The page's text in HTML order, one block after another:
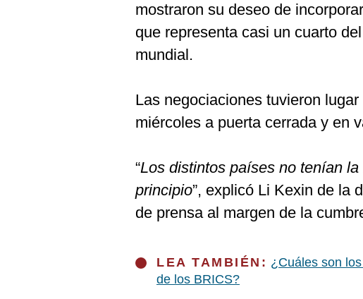
mostraron su deseo de
que representa casi un cuarto
mundial.
Las negociaciones tuvieron
miércoles a puerta cerrada y en
“Los distintos países no tenían
principio”, explicó Li Kexin de la
de prensa al margen de la
LEA TAMBIÉN: ¿Cuáles son
de los BRICS?